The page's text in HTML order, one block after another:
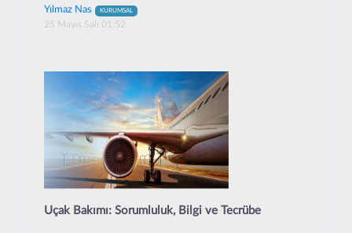
Yılmaz Nas KURUMSAL
25 Mayıs Salı 01:52
Uçak Bakımı: Sorumluluk, Bilgi ve Tecrübe